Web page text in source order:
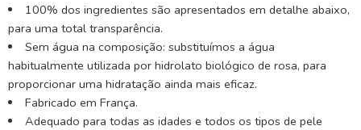
100% dos ingredientes são apresentados em detalhe abaixo,
para uma total transparência.
Sem água na composição: substituímos a água
habitualmente utilizada por hidrolato biológico de rosa, para
proporcionar uma hidratação ainda mais eficaz.
Fabricado em França.
Adequado para todas as idades e todos os tipos de pele